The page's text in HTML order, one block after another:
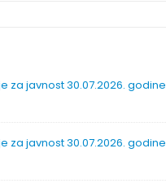
za javnost 30.07.2026. godine
za javnost 30.07.2026. godine